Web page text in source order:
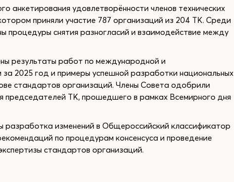
анкетирования удовлетворённости членов технических
приняли участие 787 организаций из 204 ТК. Среди
процедуры снятия разногласий и взаимодействие между
результаты работ по международной и
2025 год и примеры успешной разработки национальных
стандартов организаций. Члены Совета одобрили
председателей ТК, прошедшего в рамках Всемирного дня
разработка изменений в Общероссийский классификатор
по процедурам консенсуса и проведение
стандартов организаций.